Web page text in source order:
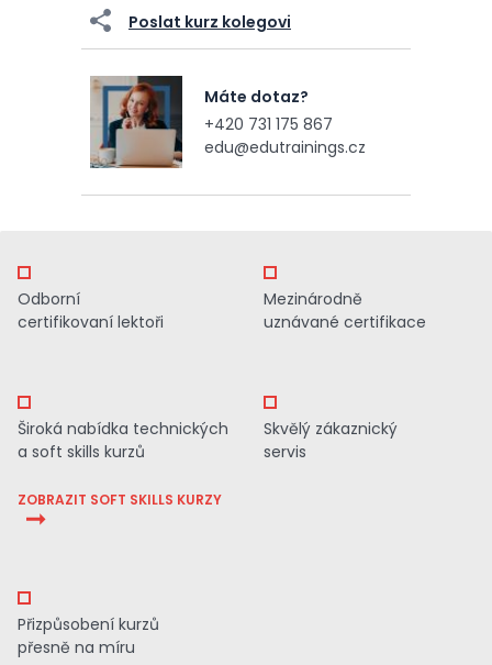
Poslat kurz kolegovi
Máte dotaz?
+420 731 175 867
edu@edutrainings.cz
Odborní
certifikovaní lektoři
Mezinárodně
uznávané certifikace
Široká nabídka technických
a soft skills kurzů
ZOBRAZIT SOFT SKILLS KURZY
Skvělý zákaznický
servis
Přizpůsobení kurzů
přesně na míru